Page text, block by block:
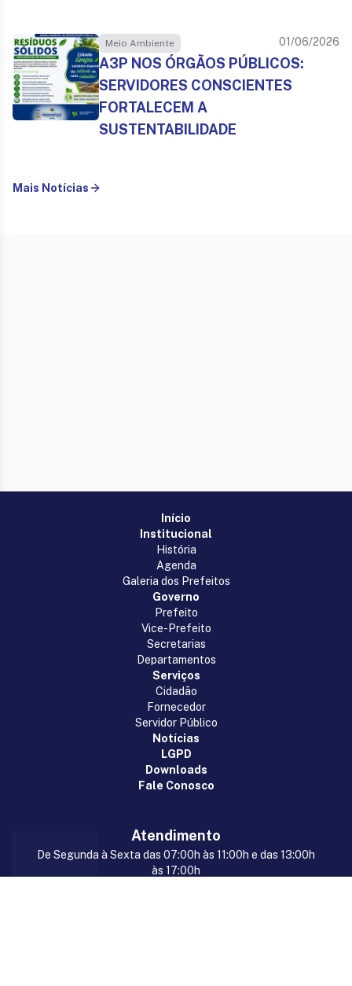
Meio Ambiente 01/06/2026
A3P NOS ÓRGÃOS PÚBLICOS:
SERVIDORES CONSCIENTES
FORTALECEM A
SUSTENTABILIDADE
Mais Notícias
Início
Institucional
História
Agenda
Galeria dos Prefeitos
Governo
Prefeito
Vice-Prefeito
Secretarias
Departamentos
Serviços
Cidadão
Fornecedor
Servidor Público
Notícias
LGPD
Downloads
Fale Conosco
Atendimento
De Segunda à Sexta das 07:00h às 11:00h e das 13:00h
às 17:00h